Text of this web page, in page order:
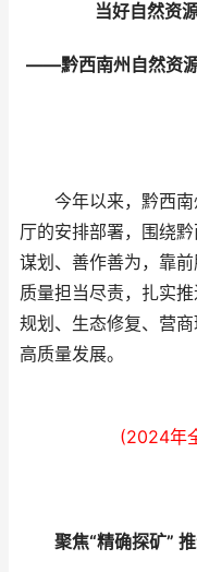
当好自然资
——黔西南州自然资
今年以来，黔西南
厅的安排部署，围绕
谋划、善作善为，靠
质量担当尽责，扎实
规划、生态修复、营
高质量发展。
(2024年
聚焦“精确探矿”